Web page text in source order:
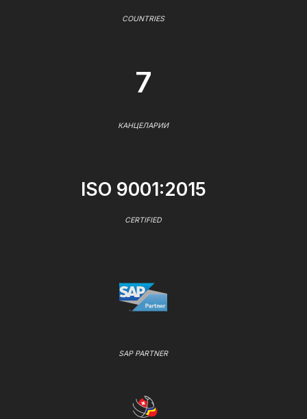
COUNTRIES
7
КАНЦЕЛАРИИ
ISO 9001:2015
CERTIFIED
SAP PARTNER